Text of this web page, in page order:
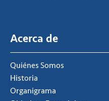
Acerca de
Quiénes Somos
Historia
Organigrama